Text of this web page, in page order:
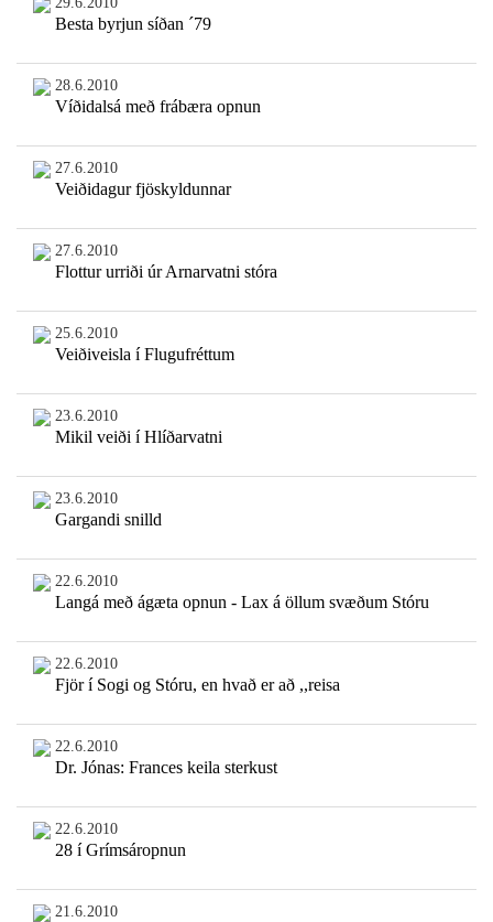
Besta byrjun síðan ´79
28.6.2010
Víðidalsá með frábæra opnun
27.6.2010
Veiðidagur fjöskyldunnar
27.6.2010
Flottur urriði úr Arnarvatni stóra
25.6.2010
Veiðiveisla í Flugufréttum
23.6.2010
Mikil veiði í Hlíðarvatni
23.6.2010
Gargandi snilld
22.6.2010
Langá með ágæta opnun - Lax á öllum svæðum Stóru
22.6.2010
Fjör í Sogi og Stóru, en hvað er að ,,reisa
22.6.2010
Dr. Jónas: Frances keila sterkust
22.6.2010
28 í Grímsáropnun
21.6.2010